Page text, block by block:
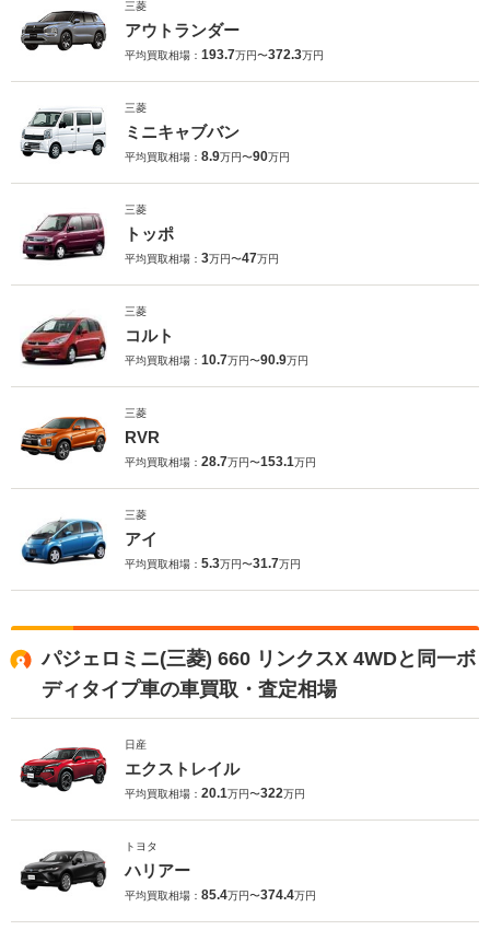
三菱
アウトランダー
平均買取相場： 193.7万円〜372.3万円
三菱
ミニキャブバン
平均買取相場： 8.9万円〜90万円
三菱
トッポ
平均買取相場： 3万円〜47万円
三菱
コルト
平均買取相場： 10.7万円〜90.9万円
三菱
RVR
平均買取相場： 28.7万円〜153.1万円
三菱
アイ
平均買取相場： 5.3万円〜31.7万円
パジェロミニ(三菱) 660 リンクスX 4WDと同一ボ
ディタイプ車の車買取・査定相場
日産
エクストレイル
平均買取相場： 20.1万円〜322万円
トヨタ
ハリアー
平均買取相場： 85.4万円〜374.4万円